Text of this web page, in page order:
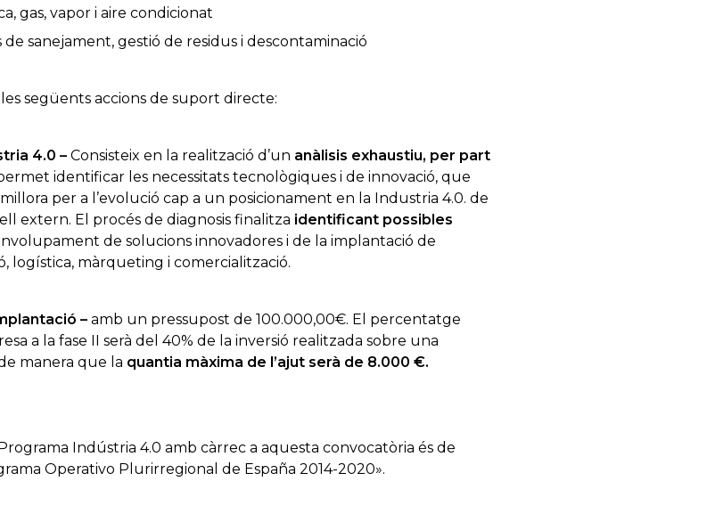
gas, vapor i aire condicionat
sanejament, gestió de residus i descontaminació
següents accions de suport directe:
4.0 – Consisteix en la realització d’un anàlisis exhaustiu, per part
identificar les necessitats tecnològiques i de innovació, que
per a l’evolució cap a un posicionament en la Industria 4.0. de
extern. El procés de diagnosis finalitza identificant possibles
de solucions innovadores i de la implantació de
logística, màrqueting i comercialització.
– amb un pressupost de 100.000,00€. El percentatge
a la fase II serà del 40% de la inversió realitzada sobre una
manera que la quantia màxima de l’ajut serà de 8.000 €.
Indústria 4.0 amb càrrec a aquesta convocatòria és de
Operativo Plurirregional de España 2014-2020».